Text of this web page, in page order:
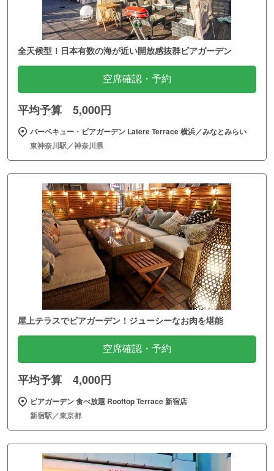
全天候型！日本有数の海が近い開放感抜群ビアガーデン
空席確認・予約
平均予算 5,000円
バーベキュー・ビアガーデン Latere Terrace 横浜／みなとみらい
東神奈川駅／神奈川県
屋上テラスでビアガーデン！ジューシーなお肉を堪能
空席確認・予約
平均予算 4,000円
ビアガーデン 食べ放題 Rooftop Terrace 新宿店
新宿駅／東京都